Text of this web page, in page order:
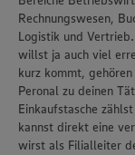
Rechnungswesen,
Logistik und
willst ja auch viel
kurz kommt,
Peronal zu deinen
Einkaufstasche
kannst direkt eine
wirst als Filialleiter